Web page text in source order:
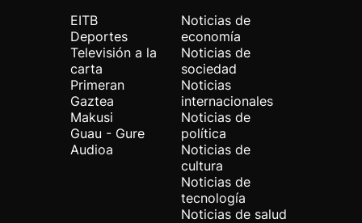
EITB
Deportes
Televisión a la
carta
Primeran
Gaztea
Makusi
Guau - Gure
Audioa
Noticias de
economía
Noticias de
sociedad
Noticias
internacionales
Noticias de
política
Noticias de
cultura
Noticias de
tecnología
Noticias de salud